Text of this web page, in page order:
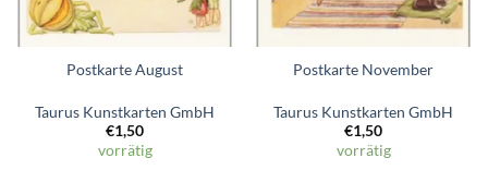
Postkarte August
Taurus Kunstkarten GmbH
€1,50
vorrätig
Postkarte November
Taurus Kunstkarten GmbH
€1,50
vorrätig